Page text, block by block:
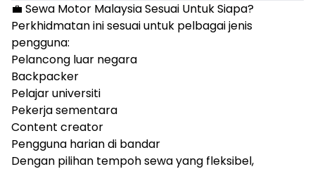
💼 Sewa Motor Malaysia Sesuai Untuk Siapa?
Perkhidmatan ini sesuai untuk pelbagai jenis
pengguna:
Pelancong luar negara
Backpacker
Pelajar universiti
Pekerja sementara
Content creator
Pengguna harian di bandar
Dengan pilihan tempoh sewa yang fleksibel,